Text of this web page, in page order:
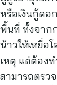
หรือเงินกู้ดอ
พื้นที่ ทั้งจากก
น้าวให้เหยื่อ
เหตุ แต่ต้องท
สามารถตรว